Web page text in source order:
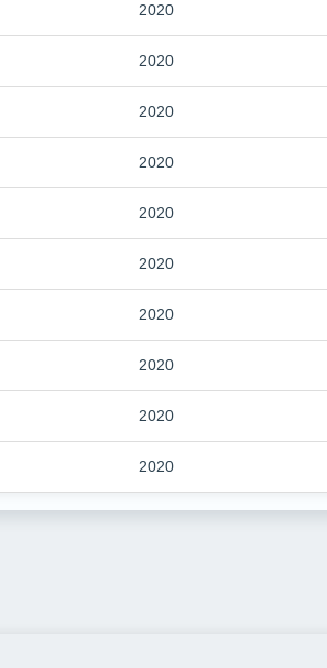
2020
2020
2020
2020
2020
2020
2020
2020
2020
2020